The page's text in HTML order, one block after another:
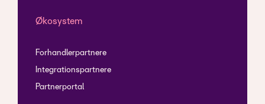
Økosystem
Forhandlerpartnere
Integrationspartnere
Partnerportal